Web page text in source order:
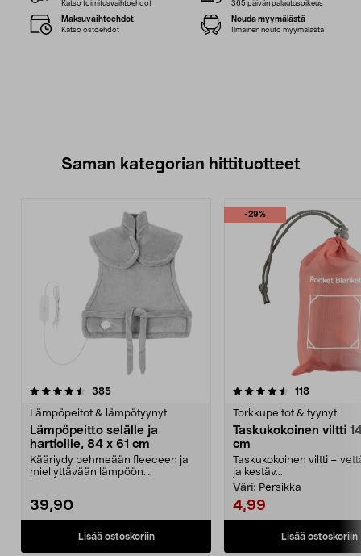
Katso toimitusvaihtoehdot 365 päivän palautusoikeus
Maksuvaihtoehdot
Katso ostoehdot
Nouda myymälästä
Ilmainen nouto myymälästä
Saman kategorian hittituotteet
385arvostelut
Lämpöpeitot & lämpötyynyt
Lämpöpeitto selälle ja
hartioille, 84 x 61 cm
Kääriydy pehmeään fleeceen ja
miellyttävään lämpöön.
39,90
Lisää ostoskoriin
-29%
4.5 viidestä
118arvostelut
Torkkupeitot & tyynyt
Taskukokoinen viltti
cm
Taskukokoinen viltti –
ja kestäv...
Väri: Persikka
4,99
Lisää ostoskoriin
4.5 viidestä